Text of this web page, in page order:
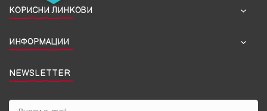
КОРИСНИ ЛИНКОВИ
ИНФОРМАЦИИ
NEWSLETTER